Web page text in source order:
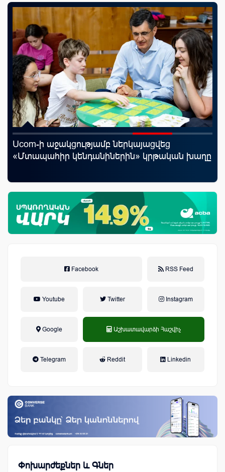
Ucom-ի աջակցությամբ ներկայացվեց
«Մտապահիր կենդանիներին» կրթական խաղը
Facebook RSS Feed
Youtube Twitter Instagram
Google Աշխատավարձի Հաշվիչ
Telegram Reddit Linkedin
Փոխարժեքներ և Գներ